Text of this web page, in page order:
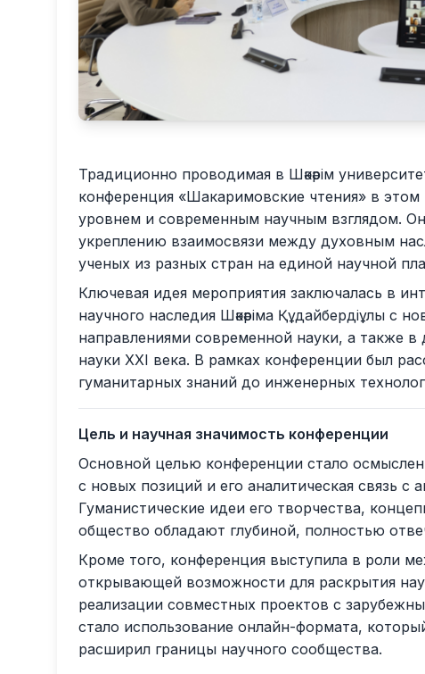
Традиционно проводимая в Шәкәрім
конференция «Шакаримовские чтения» в
уровнем и современным научным взглядом.
укреплению взаимосвязи между духовным
ученых из разных стран на единой научной
Ключевая идея мероприятия заключалась в
научного наследия Шәкәріма Құдайбердіұлы с
направлениями современной науки, а также
науки XXI века. В рамках конференции был
гуманитарных знаний до инженерных
Цель и научная значимость конференции
Основной целью конференции стало
с новых позиций и его аналитическая связь с
Гуманистические идеи его творчества,
общество обладают глубиной, полностью
Кроме того, конференция выступила в роли
открывающей возможности для раскрытия
реализации совместных проектов с
стало использование онлайн-формата,
расширил границы научного сообщества.